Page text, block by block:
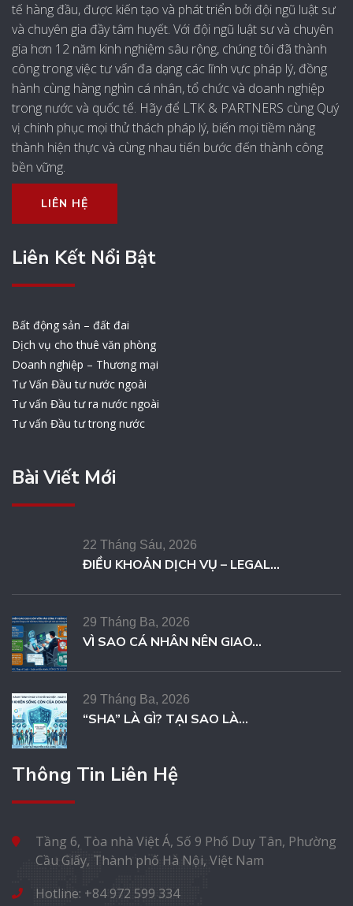
tế hàng đầu, được kiến tạo và phát triển bởi đội ngũ luật sư
và chuyên gia đầy tâm huyết. Với đội ngũ luật sư và chuyên
gia hơn 12 năm kinh nghiệm sâu rộng, chúng tôi đã thành
công trong việc tư vấn đa dạng các lĩnh vực pháp lý, đồng
hành cùng hàng nghìn cá nhân, tổ chức và doanh nghiệp
trong nước và quốc tế. Hãy để LTK & PARTNERS cùng Quý
vị chinh phục mọi thử thách pháp lý, biến mọi tiềm năng
thành hiện thực và cùng nhau tiến bước đến thành công
bền vững.
LIÊN HỆ
Liên Kết Nổi Bật
Bất động sản – đất đai
Dịch vụ cho thuê văn phòng
Doanh nghiệp – Thương mại
Tư Vấn Đầu tư nước ngoài
Tư vấn Đầu tư ra nước ngoài
Tư vấn Đầu tư trong nước
Bài Viết Mới
22 Tháng Sáu, 2026
ĐIỀU KHOẢN DỊCH VỤ – LEGAL...
29 Tháng Ba, 2026
VÌ SAO CÁ NHÂN NÊN GIAO...
29 Tháng Ba, 2026
“SHA” LÀ GÌ? TẠI SAO LÀ...
Thông Tin Liên Hệ
Tầng 6, Tòa nhà Việt Á, Số 9 Phố Duy Tân, Phường
Cầu Giấy, Thành phố Hà Nội, Việt Nam
Hotline: +84 972 599 334